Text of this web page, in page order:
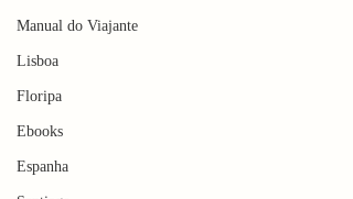
Manual do Viajante
Lisboa
Floripa
Ebooks
Espanha